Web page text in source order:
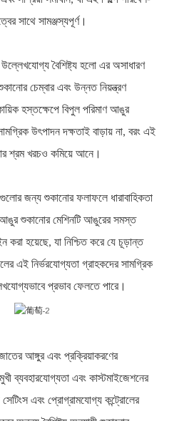
সাথে সামঞ্জস্যপূর্ণ।
বৈশিষ্ট্য হলো এর অসাধারণ
চেম্বার এবং উন্নত নিয়ন্ত্রণ
হস্তক্ষেপে বিপুল পরিমাণ আঙুর
উৎপাদন দক্ষতাই বাড়ায় না, বরং এই
শ্রম খরচও কমিয়ে আনে।
জন্য শুকানোর ফলাফলে ধারাবাহিকতা
শুকানোর মেশিনটি আঙুরের সমস্ত
করা হয়েছে, যা নিশ্চিত করে যে চূড়ান্ত
এই নির্ভরযোগ্যতা গ্রাহকদের সামগ্রিক
প্রভাব ফেলতে পারে।
আঙ্গুর এবং প্রক্রিয়াকরণের
ব্যবহারযোগ্যতা এবং কাস্টমাইজেশনের
এবং প্রোগ্রামযোগ্য কন্ট্রোলের